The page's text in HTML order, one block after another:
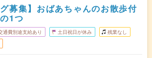
グ募集】おばあちゃんのお散歩付
1つ
通費別途支給あり 土日祝日が休み 残業なし